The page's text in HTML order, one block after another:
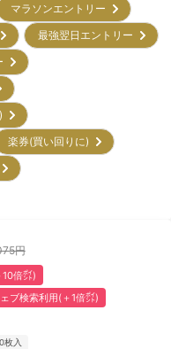
マラソンエントリー
最強翌日エントリー
)
楽券(買い回りに)
円
10倍㌽)
ブ検索利用(＋1倍㌽)
枚入